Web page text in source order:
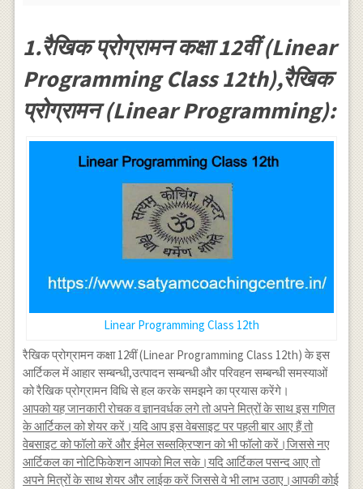
1.रैखिक प्रोग्रामन कक्षा 12वीं (Linear
Programming Class 12th),रैखिक
प्रोग्रामन (Linear Programming):
Linear Programming Class 12th
रैखिक प्रोग्रामन कक्षा 12वीं (Linear Programming Class 12th) के इस
आर्टिकल में आहार सम्बन्धी,उत्पादन सम्बन्धी और परिवहन सम्बन्धी समस्याओं
को रैखिक प्रोग्रामन विधि से हल करके समझने का प्रयास करेंगे।
आपको यह जानकारी रोचक व ज्ञानवर्धक लगे तो अपने मित्रों के साथ इस गणित
के आर्टिकल को शेयर करें।यदि आप इस वेबसाइट पर पहली बार आए हैं तो
वेबसाइट को फॉलो करें और ईमेल सब्सक्रिप्शन को भी फॉलो करें।जिससे नए
आर्टिकल का नोटिफिकेशन आपको मिल सके।यदि आर्टिकल पसन्द आए तो
अपने मित्रों के साथ शेयर और लाईक करें जिससे वे भी लाभ उठाए।आपकी कोई